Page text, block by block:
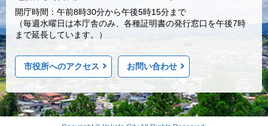
開庁時間：午前8時30分から午後5時15分まで
（毎週水曜日は本庁舎のみ、各種証明書の発行窓口を午後7時
まで延長しています。）
市役所へのアクセス お問い合わせ